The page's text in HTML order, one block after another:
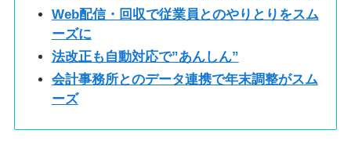
Web配信・回収で従業員とのやりとりをスム
ーズに
法改正も自動対応で”あんしん”
会計事務所とのデータ連携で年末調整がスム
ーズ